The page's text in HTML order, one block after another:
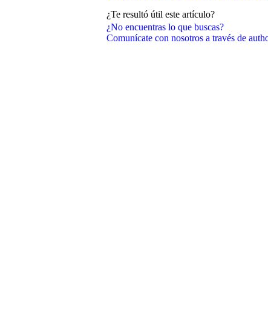
¿No encuentras lo que buscas?
Comunícate con nosotros a través de
¿Te resultó útil este artículo?